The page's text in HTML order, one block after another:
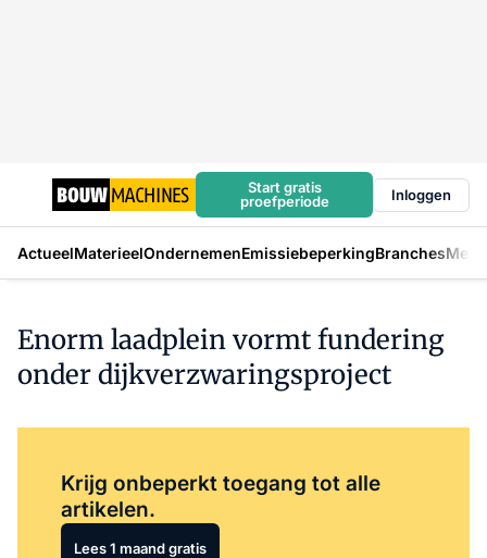
Start gratis
proefperiode
Inloggen
ActueelMaterieelOndernemenEmissiebeperkingBranches
Enorm laadplein vormt fundering
onder dijkverzwaringsproject
Krijg onbeperkt toegang tot alle
artikelen.
Lees 1 maand gratis